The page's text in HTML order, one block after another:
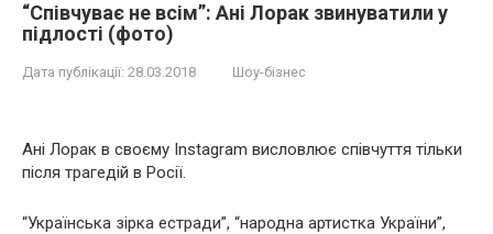
“Співчуває не всім”: Ані Лорак звинуватили у
підлості (фото)
Дата публікації: 28.03.2018 Шоу-бізнес
Ані Лорак в своєму Instagram висловлює співчуття тільки
після тpaгедій в Росії.
“Українська зірка естради”, “народна артистка України”,